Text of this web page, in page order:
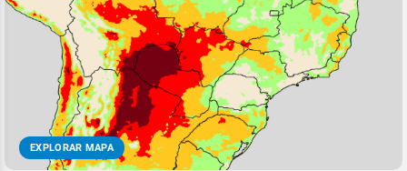
EXPLORAR MAPA